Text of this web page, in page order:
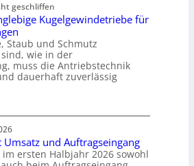
geschliffen
Kugelgewindetriebe für
Staub und Schmutz
wie in der
muss die Antriebstechnik
dauerhaft zuverlässig
Umsatz und Auftragseingang
ersten Halbjahr 2026 sowohl